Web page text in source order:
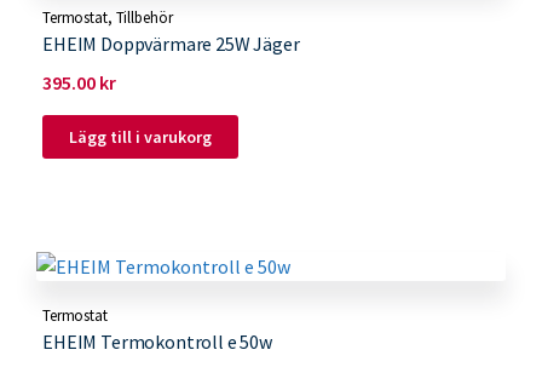
Termostat, Tillbehör
EHEIM Doppvärmare 25W Jäger
395.00 kr
Lägg till i varukorg
Termostat
EHEIM Termokontroll e 50w